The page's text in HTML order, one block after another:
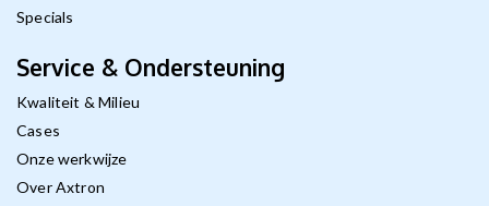
Specials
Service & Ondersteuning
Kwaliteit & Milieu
Cases
Onze werkwijze
Over Axtron